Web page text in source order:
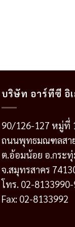
บริษัท อาร์ทีซี อิ
90/126-127 หมู่ที่
ถนนพุทธมณฑลสา
ต.อ้อมน้อย อ.กระ
จ.สมุทรสาคร
โทร. 02-8133990-
Fax: 02-8133992